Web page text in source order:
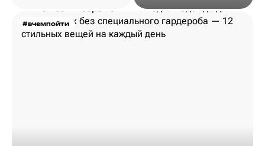
#вчемпойти